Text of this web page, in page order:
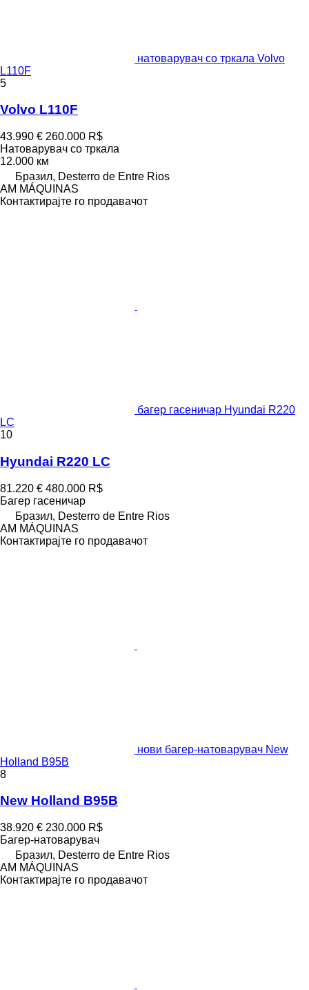
натоварувач со тркала Volvo
L110F
5
Volvo L110F
43.990 € 260.000 R$
Натоварувач со тркала
12.000 км
Бразил, Desterro de Entre Rios
AM MÁQUINAS
Контактирајте го продавачот
багер гасеничар Hyundai R220
LC
10
Hyundai R220 LC
81.220 € 480.000 R$
Багер гасеничар
Бразил, Desterro de Entre Rios
AM MÁQUINAS
Контактирајте го продавачот
нови багер-натоварувач New
Holland B95B
8
New Holland B95B
38.920 € 230.000 R$
Багер-натоварувач
Бразил, Desterro de Entre Rios
AM MÁQUINAS
Контактирајте го продавачот